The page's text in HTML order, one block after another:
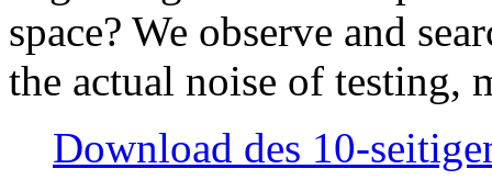
space? We observe and
the actual noise of testing,
Download des 10-